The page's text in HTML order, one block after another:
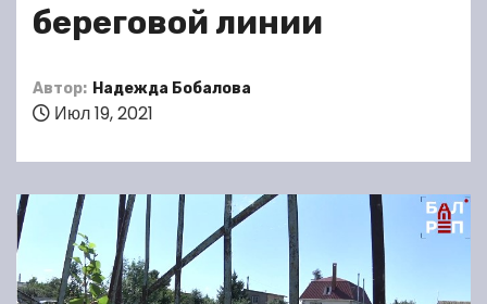
береговой линии
Автор: Надежда Бобалова
Июл 19, 2021